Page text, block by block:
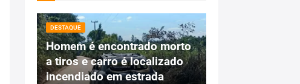
DESTAQUE
Homem é encontrado morto
a tiros e carro é localizado
incendiado em estrada